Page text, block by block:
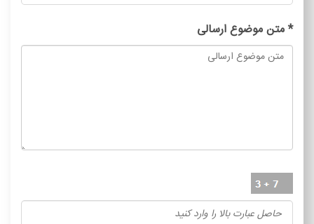
*متن موضوع ارسالی